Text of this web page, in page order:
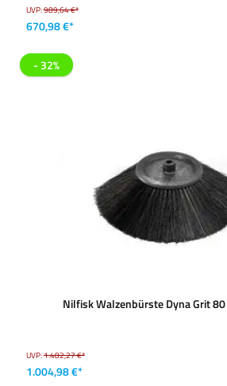
UVP:989,64 €*
670,98 €*
- 32%
Nilfisk Walzenbürste Dyna Grit
UVP:1.482,27 €*
1.004,98 €*